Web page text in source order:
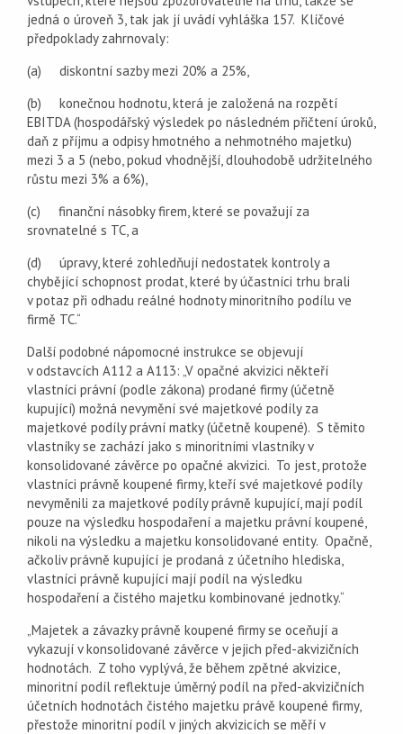
jedná o úroveň 3, tak jak jí uvádí vyhláška 157. Klíčové
předpoklady zahrnovaly:
(a) diskontní sazby mezi 20% a 25%,
(b) konečnou hodnotu, která je založená na rozpětí
EBITDA (hospodářský výsledek po následném přičtení úroků,
daň z příjmu a odpisy hmotného a nehmotného majetku)
mezi 3 a 5 (nebo, pokud vhodnější, dlouhodobě udržitelného
růstu mezi 3% a 6%),
(c) finanční násobky firem, které se považují za
srovnatelné s TC, a
(d) úpravy, které zohledňují nedostatek kontroly a
chybějící schopnost prodat, které by účastníci trhu brali
v potaz při odhadu reálné hodnoty minoritního podílu ve
firmě TC.“
Další podobné nápomocné instrukce se objevují
v odstavcích A112 a A113: „V opačné akvizici někteří
vlastníci právní (podle zákona) prodané firmy (účetně
kupující) možná nevymění své majetkové podíly za
majetkové podíly právní matky (účetně koupené). S těmito
vlastníky se zachází jako s minoritními vlastníky v
konsolidované závěrce po opačné akvizici. To jest, protože
vlastníci právně koupené firmy, kteří své majetkové podíly
nevyměnili za majetkové podíly právně kupující, mají podíl
pouze na výsledku hospodaření a majetku právní koupené,
nikoli na výsledku a majetku konsolidované entity. Opačně,
ačkoliv právně kupující je prodaná z účetního hlediska,
vlastníci právně kupující mají podíl na výsledku
hospodaření a čistého majetku kombinované jednotky.“
„Majetek a závazky právně koupené firmy se oceňují a
vykazují v konsolidované závěrce v jejich před-akvizičních
hodnotách. Z toho vyplývá, že během zpětné akvizice,
minoritní podíl reflektuje úměrný podíl na před-akvizičních
účetních hodnotách čistého majetku právě koupené firmy,
přestože minoritní podíl v jiných akvizicích se měří v